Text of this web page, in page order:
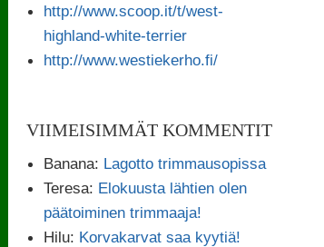
http://www.scoop.it/t/west-
highland-white-terrier
http://www.westiekerho.fi/
VIIMEISIMMÄT KOMMENTIT
Banana: Lagotto trimmausopissa
Teresa: Elokuusta lähtien olen
päätoiminen trimmaaja!
Hilu: Korvakarvat saa kyytiä!